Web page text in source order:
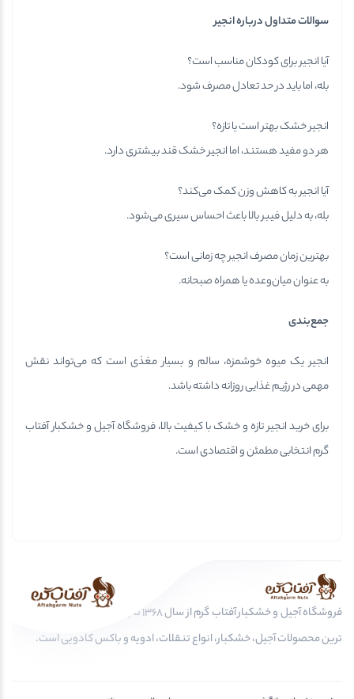
سوالات متداول درباره انجیر
آیا انجیر برای کودکان مناسب است؟
بله، اما باید در حد تعادل مصرف شود.
انجیر خشک بهتر است یا تازه؟
هر دو مفید هستند، اما انجیر خشک قند بیشتری دارد.
آیا انجیر به کاهش وزن کمک می‌کند؟
بله، به دلیل فیبر بالا باعث احساس سیری می‌شود.
بهترین زمان مصرف انجیر چه زمانی است؟
به عنوان میان‌وعده یا همراه صبحانه.
جمع‌بندی
انجیر یک میوه خوشمزه، سالم و بسیار مغذی است که می‌تواند نقش
مهمی در رژیم غذایی روزانه داشته باشد.
برای خرید انجیر تازه و خشک با کیفیت بالا، فروشگاه آجیل و خشکبار آفتاب
گرم انتخابی مطمئن و اقتصادی است.
فروشگاه آجیل و خشکبار آفتاب گرم از سال 1368 تا به امروز، عرضه کننده مرغوب
ترین محصولات آجیل، خشکبار، انواع تنقلات، ادویه و باکس کادویی است.